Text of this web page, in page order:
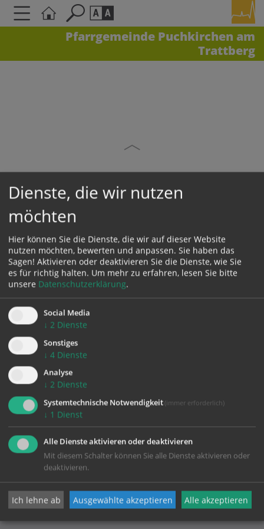
Pfarrgemeinde Puchkirchen am
Trattberg
A A A A A
Impressum
Datenschutz
Pfarrgemeinde Puchkirchen am Trattberg
Puchkirchen 7
4849 Puchkirchen am Trattberg
07682/7405
Mobil:0650/5123762 oder 0676/8776-5017
pfarre.puchkirchen@dioezese-linz.at
Dienste, die wir nutzen
möchten
Hier können Sie die Dienste, die wir auf dieser Website
nutzen möchten, bewerten und anpassen. Sie haben das
Sagen! Aktivieren oder deaktivieren Sie die Dienste, wie Sie
es für richtig halten. Um mehr zu erfahren, lesen Sie bitte
unsere Datenschutzerklärung.
Social Media
↓ 2 Dienste
Sonstiges
↓ 4 Dienste
Analyse
↓ 2 Dienste
Systemtechnische Notwendigkeit (immer erforderlich)
↓ 1 Dienst
Alle Dienste aktivieren oder deaktivieren
Mit diesem Schalter können Sie alle Dienste aktivieren oder
deaktivieren.
Ich lehne ab Ausgewählte akzeptieren Alle akzeptieren